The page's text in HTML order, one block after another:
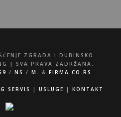
ZGRADA I DUBINSKO
| SVA PRAVA ZADRŽANA.
/ NS / M. & FIRMA.CO.RS
SERVIS | USLUGE | KONTAKT